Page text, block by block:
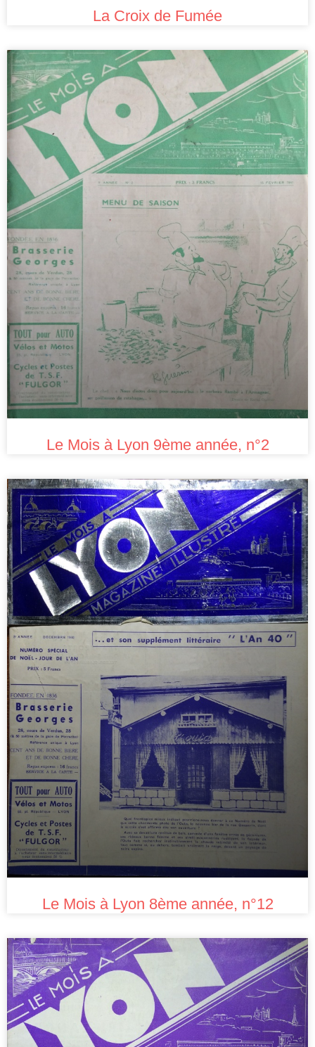
La Croix de Fumée
Le Mois à Lyon 9ème année, n°2
Le Mois à Lyon 8ème année, n°12